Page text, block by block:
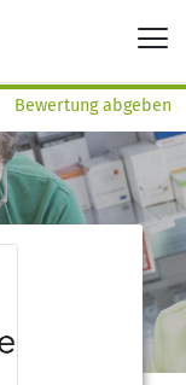
Bewertung abgeben